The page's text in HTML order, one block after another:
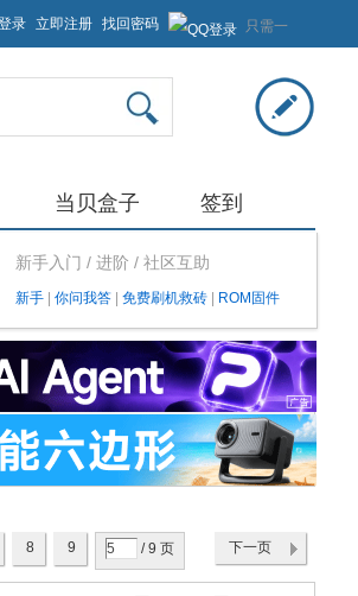
只需一
步，快
速开始
录 立即注册 找回密码
当贝盒子 签到
新手入门 / 进阶 / 社区互助
新手 你问我答 免费刷机救砖 ROM固件
8 9 / 9 页 下一页